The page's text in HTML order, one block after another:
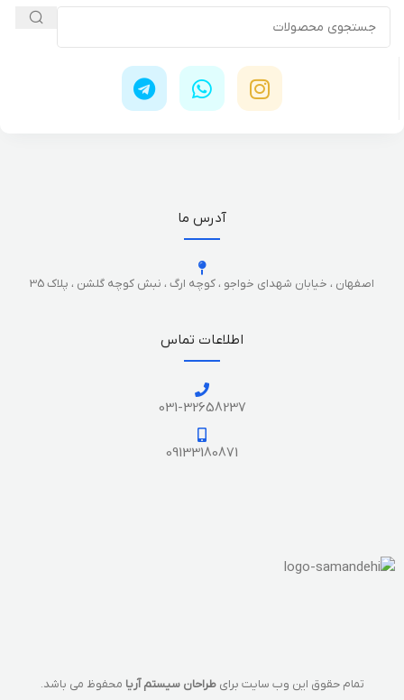
آدرس ما
اصفهان ، خیابان شهدای خواجو ، کوچه ارگ ، نبش کوچه گلشن ، پلاک 35
اطلاعات تماس
031-32658237
09133180871
تمام حقوق این وب سایت برایطراحان سیستم آریا محفوظ می باشد.